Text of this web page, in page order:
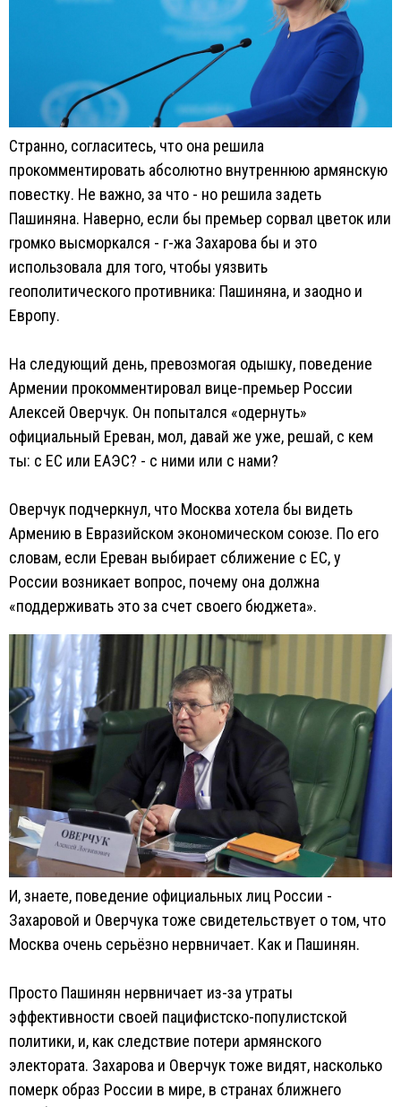
Странно, согласитесь, что она решила
прокомментировать абсолютно внутреннюю армянскую
повестку. Не важно, за что - но решила задеть
Пашиняна. Наверно, если бы премьер сорвал цветок или
громко высморкался - г-жа Захарова бы и это
использовала для того, чтобы уязвить
геополитического противника: Пашиняна, и заодно и
Европу.
На следующий день, превозмогая одышку, поведение
Армении прокомментировал вице-премьер России
Алексей Оверчук. Он попытался «одернуть»
официальный Ереван, мол, давай же уже, решай, с кем
ты: с ЕС или ЕАЭС? - с ними или с нами?
Оверчук подчеркнул, что Москва хотела бы видеть
Армению в Евразийском экономическом союзе. По его
словам, если Ереван выбирает сближение с ЕС, у
России возникает вопрос, почему она должна
«поддерживать это за счет своего бюджета».
И, знаете, поведение официальных лиц России -
Захаровой и Оверчука тоже свидетельствует о том, что
Москва очень серьёзно нервничает. Как и Пашинян.
Просто Пашинян нервничает из-за утраты
эффективности своей пацифистско-популистской
политики, и, как следствие потери армянского
электората. Захарова и Оверчук тоже видят, насколько
померк образ России в мире, в странах ближнего